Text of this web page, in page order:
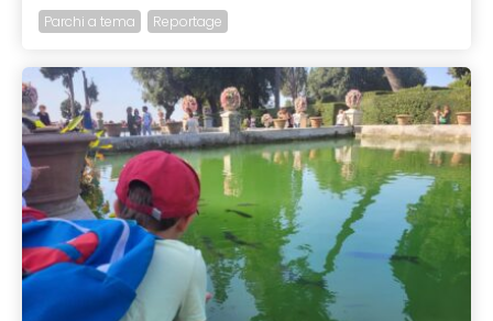
Parchi a tema Reportage